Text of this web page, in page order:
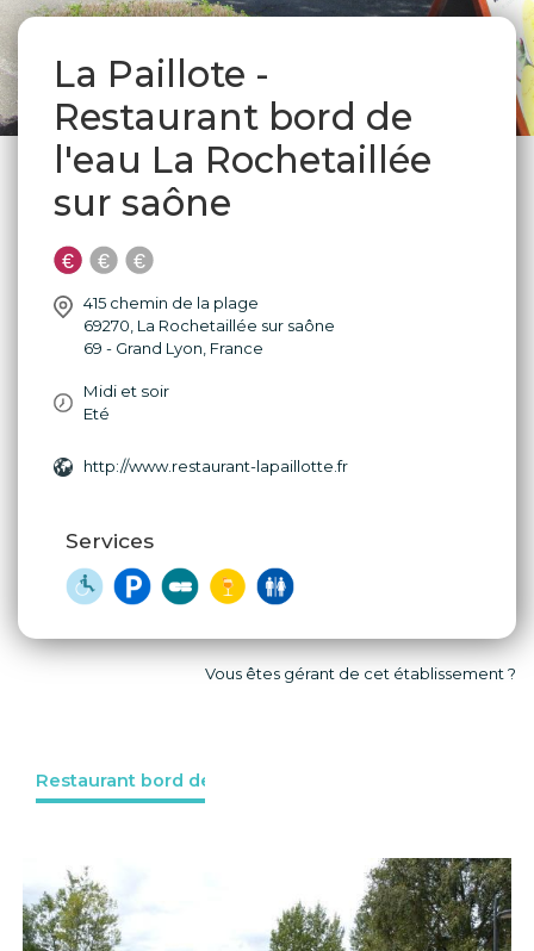
La Paillote -
Restaurant bord de
l'eau La Rochetaillée
sur saône
415 chemin de la plage
69270, La Rochetaillée sur saône
69 - Grand Lyon, France
Midi et soir
Eté
http://www.restaurant-lapaillotte.fr
Services
Vous êtes gérant de cet établissement ?
Restaurant bord de l'eau